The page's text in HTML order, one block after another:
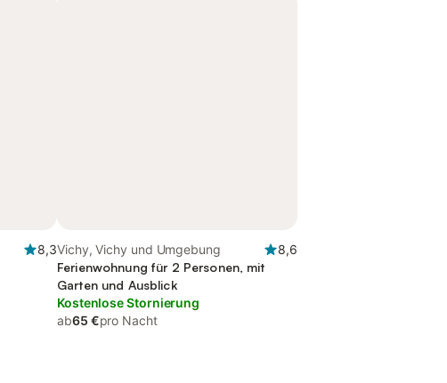
8,3Vichy, Vichy und Umgebung
8,6
Ferienwohnung für 2 Personen, mit
Garten und Ausblick
Kostenlose Stornierung
ab65 €pro Nacht